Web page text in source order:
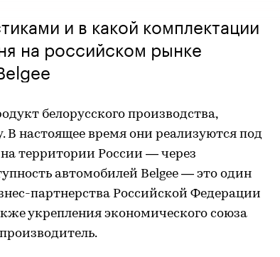
и в какой комплектации
на российском рынке
белорусского производства,
В настоящее время они реализуются под
территории России — через
автомобилей Belgee — это один
партнерства Российской Федерации
укрепления экономического союза